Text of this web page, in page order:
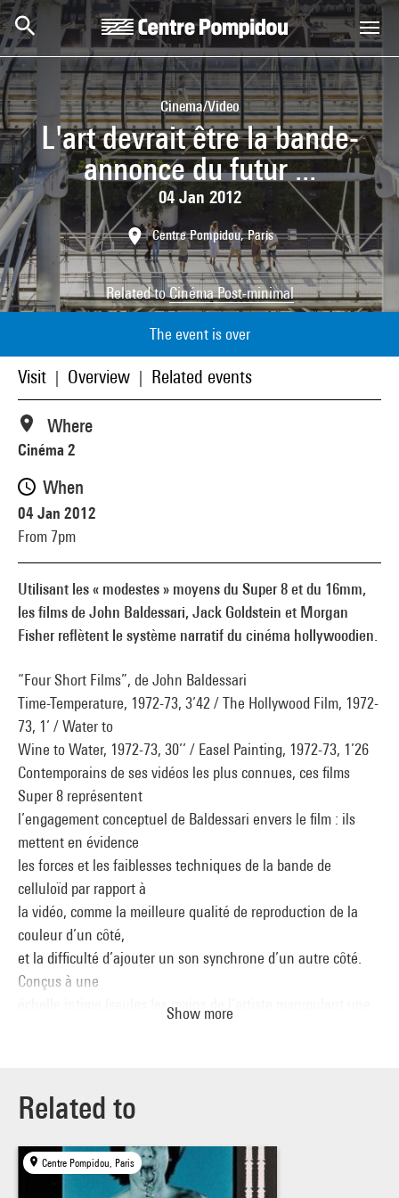
Skip to main content
Centre Pompidou
Cinema/Video
L'art devrait être la bande-
annonce du futur ...
04 Jan 2012
Centre Pompidou, Paris
Related toCinéma Post-minimal
The event is over
Visit Overview Related events
Utilisant les « modestes » moyens du Super 8 et du 16mm,
les films de John Baldessari, Jack Goldstein et Morgan
Fisher reflètent le système narratif du cinéma hollywoodien.
“Four Short Films”, de John Baldessari
Time-Temperature, 1972-73, 3’42 / The Hollywood Film, 1972-
73, 1’ / Water to
Wine to Water, 1972-73, 30’’ / Easel Painting, 1972-73, 1’26
Contemporains de ses vidéos les plus connues, ces films
Super 8 représentent
l’engagement conceptuel de Baldessari envers le film : ils
mettent en évidence
les forces et les faiblesses techniques de la bande de
celluloïd par rapport à
la vidéo, comme la meilleure qualité de reproduction de la
couleur d’un côté,
et la difficulté d’ajouter un son synchrone d’un autre côté.
Conçus à une
échelle intime (seules les mains de l’artiste manipulant une
un astucieux langage visuel, qui lui permet de décrire, sans
un mot, les
changements physiques de son environnement : une lumière
brillante clignote sur
une surface réfléchissante, un liquide rouge monte dans un
Show more
Where
Cinéma 2
When
04 Jan 2012
From 7pm
Related to
Centre Pompidou, Paris